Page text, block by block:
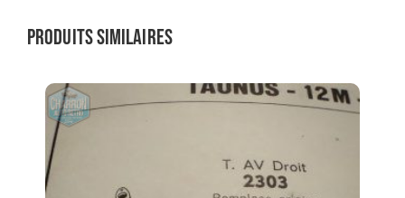
Produits similaires